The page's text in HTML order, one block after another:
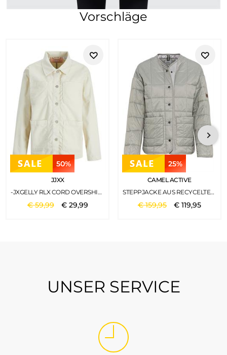
Vorschläge
50%
JJXX
-JXGELLY RLX CORD OVERSHIRT SN BONE WHITE
€59,99 € 29,99
25%
CAMEL ACTIVE
STEPPJACKE AUS RECYCELTEM POLYESTER LIGHT SAGE
€159,95 € 119,95
UNSER SERVICE